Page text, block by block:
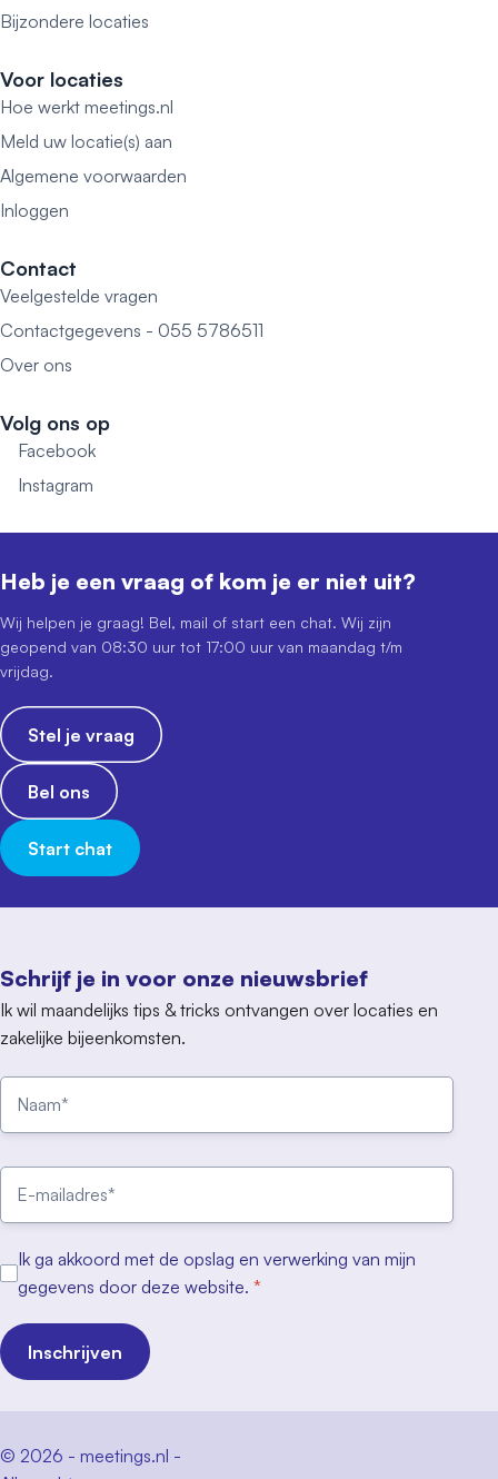
Bijzondere locaties
Voor locaties
Hoe werkt meetings.nl
Meld uw locatie(s) aan
Algemene voorwaarden
Inloggen
Contact
Veelgestelde vragen
Contactgegevens - 055 5786511
Over ons
Volg ons op
Facebook
Instagram
Schrijf je in voor onze nieuwsbrief
Ik wil maandelijks tips & tricks ontvangen over locaties en
zakelijke bijeenkomsten.
Ik ga akkoord met de opslag en verwerking van mijn
gegevens door deze website. *
Inschrijven
Heb je een vraag of kom je er niet uit?
Wij helpen je graag! Bel, mail of start een chat. Wij zijn
geopend van 08:30 uur tot 17:00 uur van maandag t/m
vrijdag.
Stel je vraag
Bel ons
Start chat
© 2026 - meetings.nl -